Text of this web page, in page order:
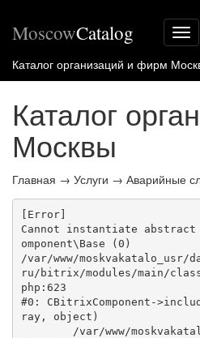
MoscowCatalog
Каталог организаций и фирм
Каталог
Москвы
Главная → Услуги → Аварийные
[Error]
Cannot instantiate
omponent\Base (0)
/var/www/moskvakatalo_usr/
ru/bitrix/modules/main/
php:623
#0: CBitrixComponent-
ray, object)